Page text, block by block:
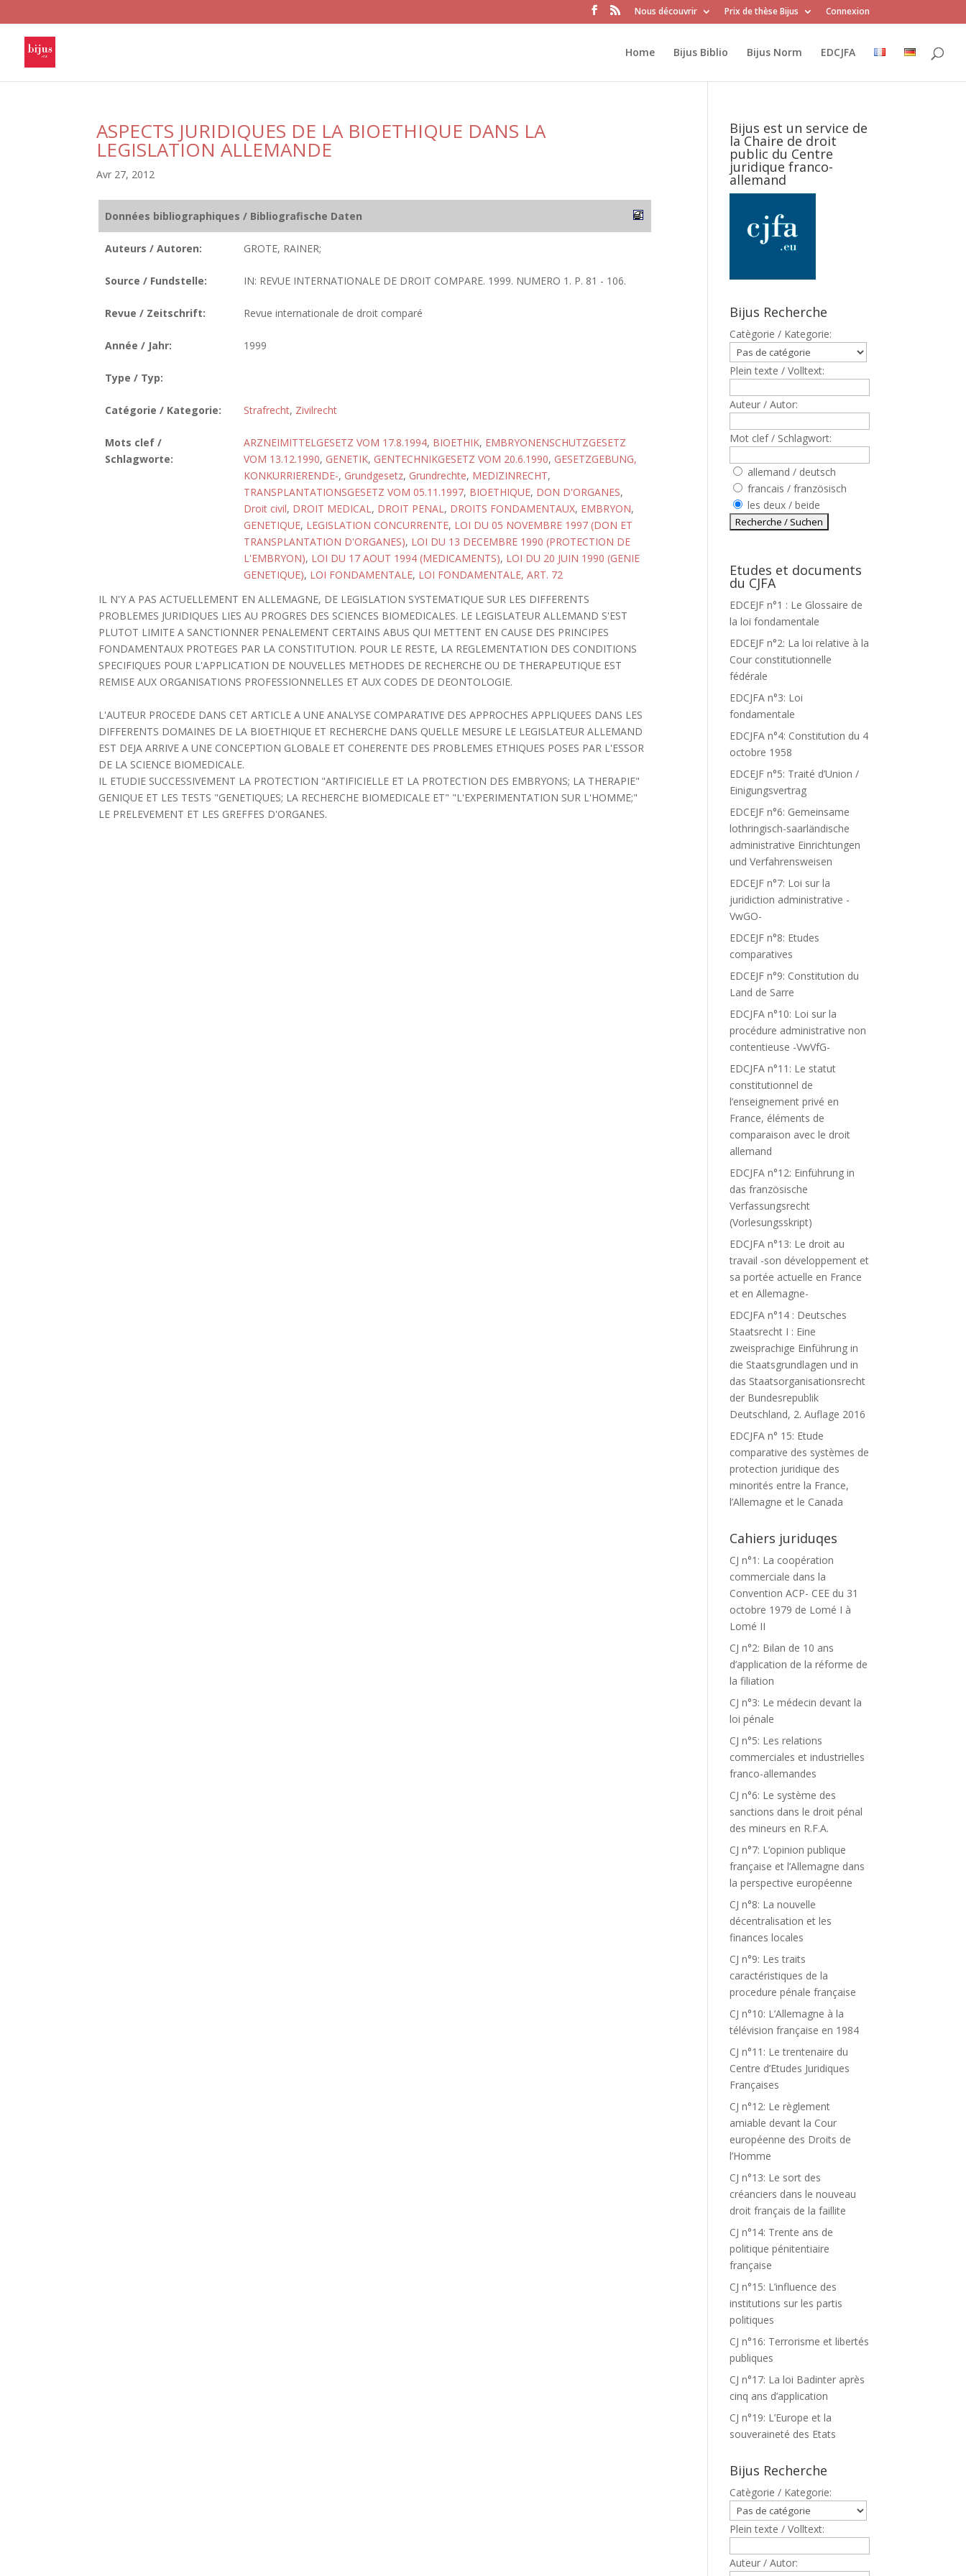
Nous découvrir Prix de thèse Bijus Connexion
Home Bijus Biblio Bijus Norm EDCJFA
ASPECTS JURIDIQUES DE LA BIOETHIQUE DANS LA
LEGISLATION ALLEMANDE
Avr 27, 2012
Données bibliographiques / Bibliografische Daten
Auteurs / Autoren: GROTE, RAINER;
Source / Fundstelle: IN: REVUE INTERNATIONALE DE DROIT COMPARE. 1999. NUMERO 1. P. 81 - 106.
Revue / Zeitschrift: Revue internationale de droit comparé
Année / Jahr: 1999
Type / Typ:
Catégorie / Kategorie: Strafrecht, Zivilrecht
Mots clef /
Schlagworte:
ARZNEIMITTELGESETZ VOM 17.8.1994, BIOETHIK, EMBRYONENSCHUTZGESETZ
VOM 13.12.1990, GENETIK, GENTECHNIKGESETZ VOM 20.6.1990, GESETZGEBUNG,
KONKURRIERENDE-, Grundgesetz, Grundrechte, MEDIZINRECHT,
TRANSPLANTATIONSGESETZ VOM 05.11.1997, BIOETHIQUE, DON D'ORGANES,
Droit civil, DROIT MEDICAL, DROIT PENAL, DROITS FONDAMENTAUX, EMBRYON,
GENETIQUE, LEGISLATION CONCURRENTE, LOI DU 05 NOVEMBRE 1997 (DON ET
TRANSPLANTATION D'ORGANES), LOI DU 13 DECEMBRE 1990 (PROTECTION DE
L'EMBRYON), LOI DU 17 AOUT 1994 (MEDICAMENTS), LOI DU 20 JUIN 1990 (GENIE
GENETIQUE), LOI FONDAMENTALE, LOI FONDAMENTALE, ART. 72
IL N'Y A PAS ACTUELLEMENT EN ALLEMAGNE, DE LEGISLATION SYSTEMATIQUE SUR LES DIFFERENTS
PROBLEMES JURIDIQUES LIES AU PROGRES DES SCIENCES BIOMEDICALES. LE LEGISLATEUR ALLEMAND S'EST
PLUTOT LIMITE A SANCTIONNER PENALEMENT CERTAINS ABUS QUI METTENT EN CAUSE DES PRINCIPES
FONDAMENTAUX PROTEGES PAR LA CONSTITUTION. POUR LE RESTE, LA REGLEMENTATION DES CONDITIONS
SPECIFIQUES POUR L'APPLICATION DE NOUVELLES METHODES DE RECHERCHE OU DE THERAPEUTIQUE EST
REMISE AUX ORGANISATIONS PROFESSIONNELLES ET AUX CODES DE DEONTOLOGIE.
L'AUTEUR PROCEDE DANS CET ARTICLE A UNE ANALYSE COMPARATIVE DES APPROCHES APPLIQUEES DANS LES
DIFFERENTS DOMAINES DE LA BIOETHIQUE ET RECHERCHE DANS QUELLE MESURE LE LEGISLATEUR ALLEMAND
EST DEJA ARRIVE A UNE CONCEPTION GLOBALE ET COHERENTE DES PROBLEMES ETHIQUES POSES PAR L'ESSOR
DE LA SCIENCE BIOMEDICALE.
IL ETUDIE SUCCESSIVEMENT LA PROTECTION "ARTIFICIELLE ET LA PROTECTION DES EMBRYONS; LA THERAPIE"
GENIQUE ET LES TESTS "GENETIQUES; LA RECHERCHE BIOMEDICALE ET" "L'EXPERIMENTATION SUR L'HOMME;"
LE PRELEVEMENT ET LES GREFFES D'ORGANES.
Bijus est un service de
la Chaire de droit
public du Centre
juridique franco-
allemand
Bijus Recherche
Catègorie / Kategorie:
Plein texte / Volltext:
Auteur / Autor:
Mot clef / Schlagwort:
allemand / deutsch
francais / französisch
les deux / beide
Etudes et documents
du CJFA
EDCEJF n°1 : Le Glossaire de
la loi fondamentale
EDCEJF n°2: La loi relative à la
Cour constitutionnelle
fédérale
EDCJFA n°3: Loi
fondamentale
EDCJFA n°4: Constitution du 4
octobre 1958
EDCEJF n°5: Traité d’Union /
Einigungsvertrag
EDCEJF n°6: Gemeinsame
lothringisch-saarländische
administrative Einrichtungen
und Verfahrensweisen
EDCEJF n°7: Loi sur la
juridiction administrative -
VwGO-
EDCEJF n°8: Etudes
comparatives
EDCEJF n°9: Constitution du
Land de Sarre
EDCJFA n°10: Loi sur la
procédure administrative non
contentieuse -VwVfG-
EDCJFA n°11: Le statut
constitutionnel de
l’enseignement privé en
France, éléments de
comparaison avec le droit
allemand
EDCJFA n°12: Einführung in
das französische
Verfassungsrecht
(Vorlesungsskript)
EDCJFA n°13: Le droit au
travail -son développement et
sa portée actuelle en France
et en Allemagne-
EDCJFA n°14 : Deutsches
Staatsrecht I : Eine
zweisprachige Einführung in
die Staatsgrundlagen und in
das Staatsorganisationsrecht
der Bundesrepublik
Deutschland, 2. Auflage 2016
EDCJFA n° 15: Etude
comparative des systèmes de
protection juridique des
minorités entre la France,
l’Allemagne et le Canada
Cahiers juriduqes
CJ n°1: La coopération
commerciale dans la
Convention ACP- CEE du 31
octobre 1979 de Lomé I à
Lomé II
CJ n°2: Bilan de 10 ans
d’application de la réforme de
la filiation
CJ n°3: Le médecin devant la
loi pénale
CJ n°5: Les relations
commerciales et industrielles
franco-allemandes
CJ n°6: Le système des
sanctions dans le droit pénal
des mineurs en R.F.A.
CJ n°7: L’opinion publique
française et l’Allemagne dans
la perspective européenne
CJ n°8: La nouvelle
décentralisation et les
finances locales
CJ n°9: Les traits
caractéristiques de la
procedure pénale française
CJ n°10: L’Allemagne à la
télévision française en 1984
CJ n°11: Le trentenaire du
Centre d’Etudes Juridiques
Françaises
CJ n°12: Le règlement
amiable devant la Cour
européenne des Droits de
l’Homme
CJ n°13: Le sort des
créanciers dans le nouveau
droit français de la faillite
CJ n°14: Trente ans de
politique pénitentiaire
française
CJ n°15: L’influence des
institutions sur les partis
politiques
CJ n°16: Terrorisme et libertés
publiques
CJ n°17: La loi Badinter après
cinq ans d’application
CJ n°19: L’Europe et la
souveraineté des Etats
Bijus Recherche
Catègorie / Kategorie:
Plein texte / Volltext:
Auteur / Autor: